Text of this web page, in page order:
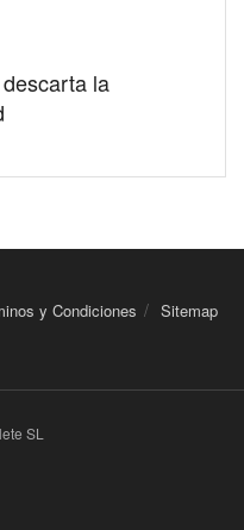
la
y Condiciones Sitemap
SL